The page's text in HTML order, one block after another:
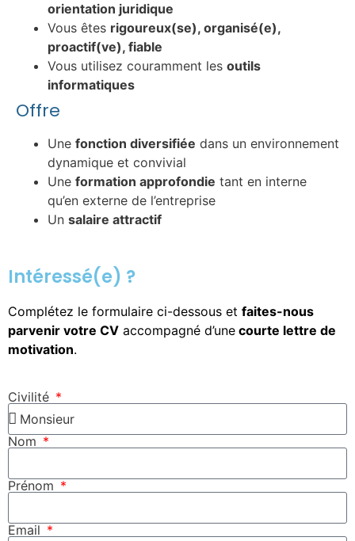
orientation juridique
Vous êtes rigoureux(se), organisé(e),
proactif(ve), fiable
Vous utilisez couramment les outils
informatiques
Offre
Une fonction diversifiée dans un environnement
dynamique et convivial
Une formation approfondie tant en interne
qu’en externe de l’entreprise
Un salaire attractif
Intéressé(e) ?
Complétez le formulaire ci-dessous et faites-nous
parvenir votre CV accompagné d’une courte lettre de
motivation.
Civilité
Nom
Prénom
Email